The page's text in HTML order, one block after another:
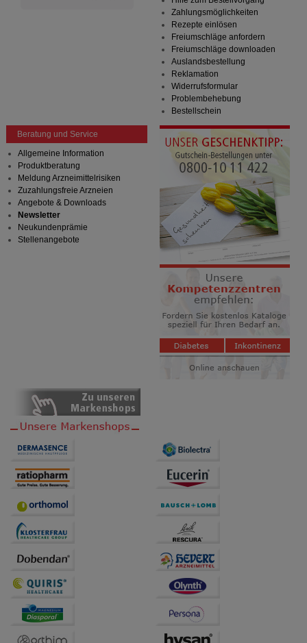
Zahlungsmöglichkeiten
Rezepte einlösen
Freiumschläge anfordern
Freiumschläge downloaden
Auslandsbestellung
Reklamation
Widerrufsformular
Problembehebung
Bestellschein
Beratung und Service
Allgemeine Information
Produktberatung
Meldung Arzneimittelrisiken
Zuzahlungsfreie Arzneien
Angebote & Downloads
Newsletter
Neukundenprämie
Stellenangebote